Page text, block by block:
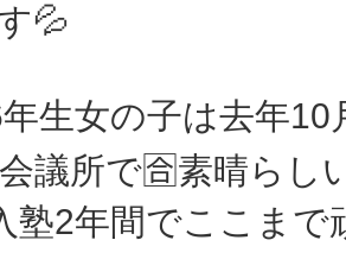
💦
生女の子は去年
議所で🈴素晴らし
塾2年間でここまで